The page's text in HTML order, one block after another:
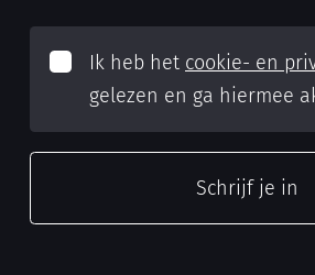
Ik heb het cookie- en
gelezen en ga hiermee